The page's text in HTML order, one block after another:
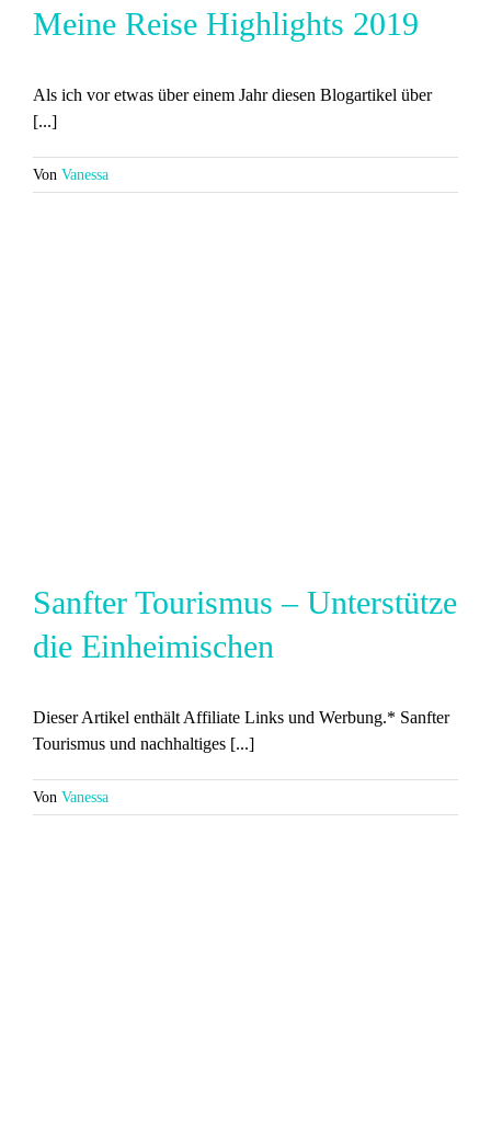
Meine Reise Highlights 2019
Als ich vor etwas über einem Jahr diesen Blogartikel über
[...]
Von Vanessa
Sanfter Tourismus – Unterstütze
die Einheimischen
Dieser Artikel enthält Affiliate Links und Werbung.* Sanfter
Tourismus und nachhaltiges [...]
Von Vanessa